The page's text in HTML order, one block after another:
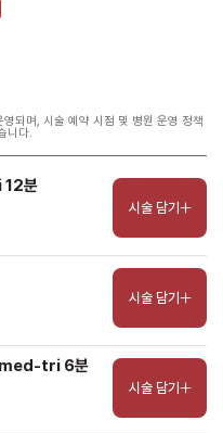
되며, 시술 예약 시점 및 병원 운영 정책
니다.
분
시술 담기
시술 담기
med-tri 6분
시술 담기